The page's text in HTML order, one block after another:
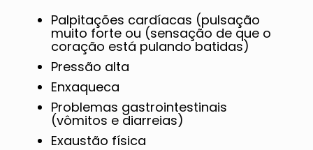
Palpitações cardíacas (pulsação
muito forte ou (sensação de que o
coração está pulando batidas)
Pressão alta
Enxaqueca
Problemas gastrointestinais
(vômitos e diarreias)
Exaustão física